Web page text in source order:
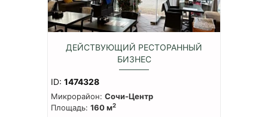
ДЕЙСТВУЮЩИЙ РЕСТОРАННЫЙ
БИЗНЕС
ID: 1474328
Микрорайон: Сочи-Центр
Площадь: 160 м2